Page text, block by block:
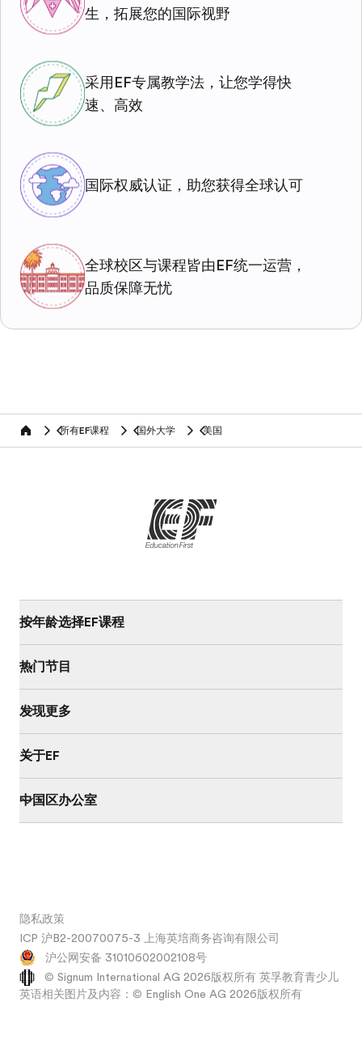
生，拓展您的国际视野
采用EF专属教学法，让您学得快
速、高效
国际权威认证，助您获得全球认可
全球校区与课程皆由EF统一运营，
品质保障无忧
home 所有EF课程 国外大学 美国
按年龄选择EF课程
热门节目
发现更多
关于EF
中国区办公室
隐私政策
ICP 沪B2-20070075-3 上海英培商务咨询有限公司
沪公网安备 31010602002108号
© Signum International AG 2026版权所有 英孚教育青少儿
英语相关图片及内容：© English One AG 2026版权所有